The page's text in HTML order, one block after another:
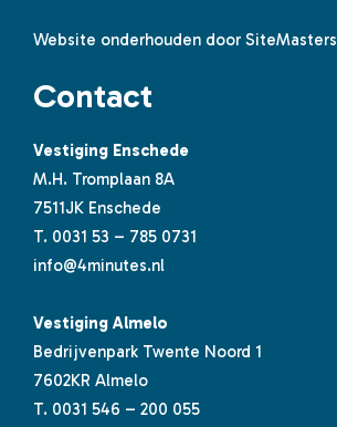
Website onderhouden door SiteMasters
Contact
Vestiging Enschede
M.H. Tromplaan 8A
7511JK Enschede
T. 0031 53 – 785 0731
info@4minutes.nl
Vestiging Almelo
Bedrijvenpark Twente Noord 1
7602KR Almelo
T. 0031 546 – 200 055